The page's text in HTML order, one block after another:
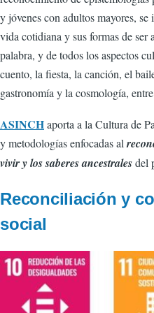
y jóvenes con adultos mayores,
vida cotidiana y sus formas de
palabra, y de todos los aspectos
cuento, la fiesta, la canción, el
gastronomía y la cosmología,
ASINCHaporta a la Cultura de
y metodologías enfocadas al
vivir y los saberes ancestralesdel
Reconciliación y
social